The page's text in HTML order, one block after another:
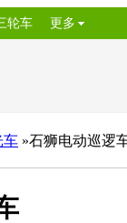
轮车 更多
车 »石狮电动巡逻